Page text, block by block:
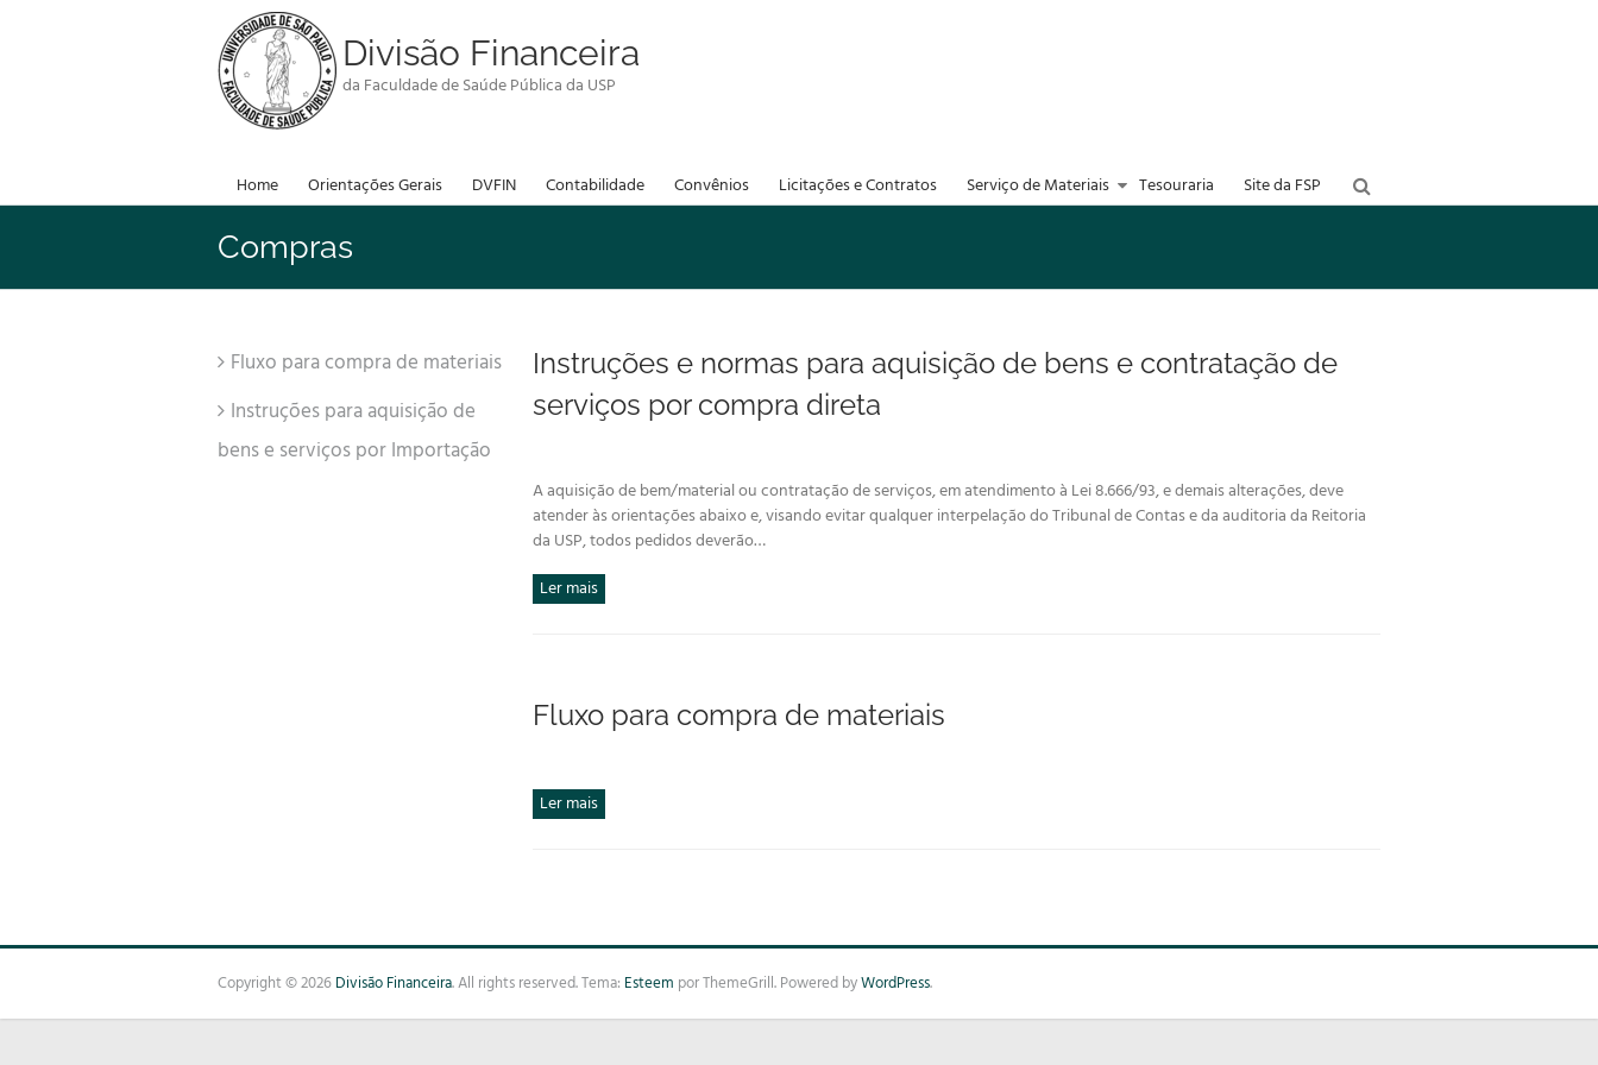
Divisão Financeira
da Faculdade de Saúde Pública da USP
Home Orientações Gerais DVFIN Contabilidade Convênios Licitações e Contratos Serviço de Materiais Tesouraria Site da FSP
Compras
Instruções e normas para aquisição de bens e contratação de
serviços por compra direta
A aquisição de bem/material ou contratação de serviços, em atendimento à Lei 8.666/93, e demais alterações, deve
atender às orientações abaixo e, visando evitar qualquer interpelação do Tribunal de Contas e da auditoria da Reitoria
da USP, todos pedidos deverão…
Ler mais
Fluxo para compra de materiais
Ler mais
Fluxo para compra de materiais
Instruções para aquisição de
bens e serviços por Importação
Copyright © 2026Divisão Financeira. All rights reserved. Tema: Esteem por ThemeGrill. Powered byWordPress.